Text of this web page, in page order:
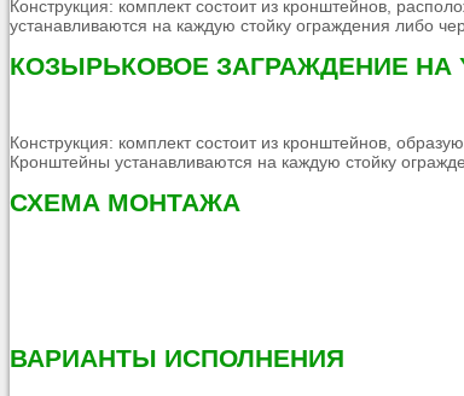
Конструкция: комплект состоит из кронштейнов,
устанавливаются на каждую стойку ограждения либо
КОЗЫРЬКОВОЕ ЗАГРАЖДЕНИЕ
Конструкция: комплект состоит из кронштейнов,
Кронштейны устанавливаются на каждую стойку
СХЕМА МОНТАЖА
ВАРИАНТЫ ИСПОЛНЕНИЯ